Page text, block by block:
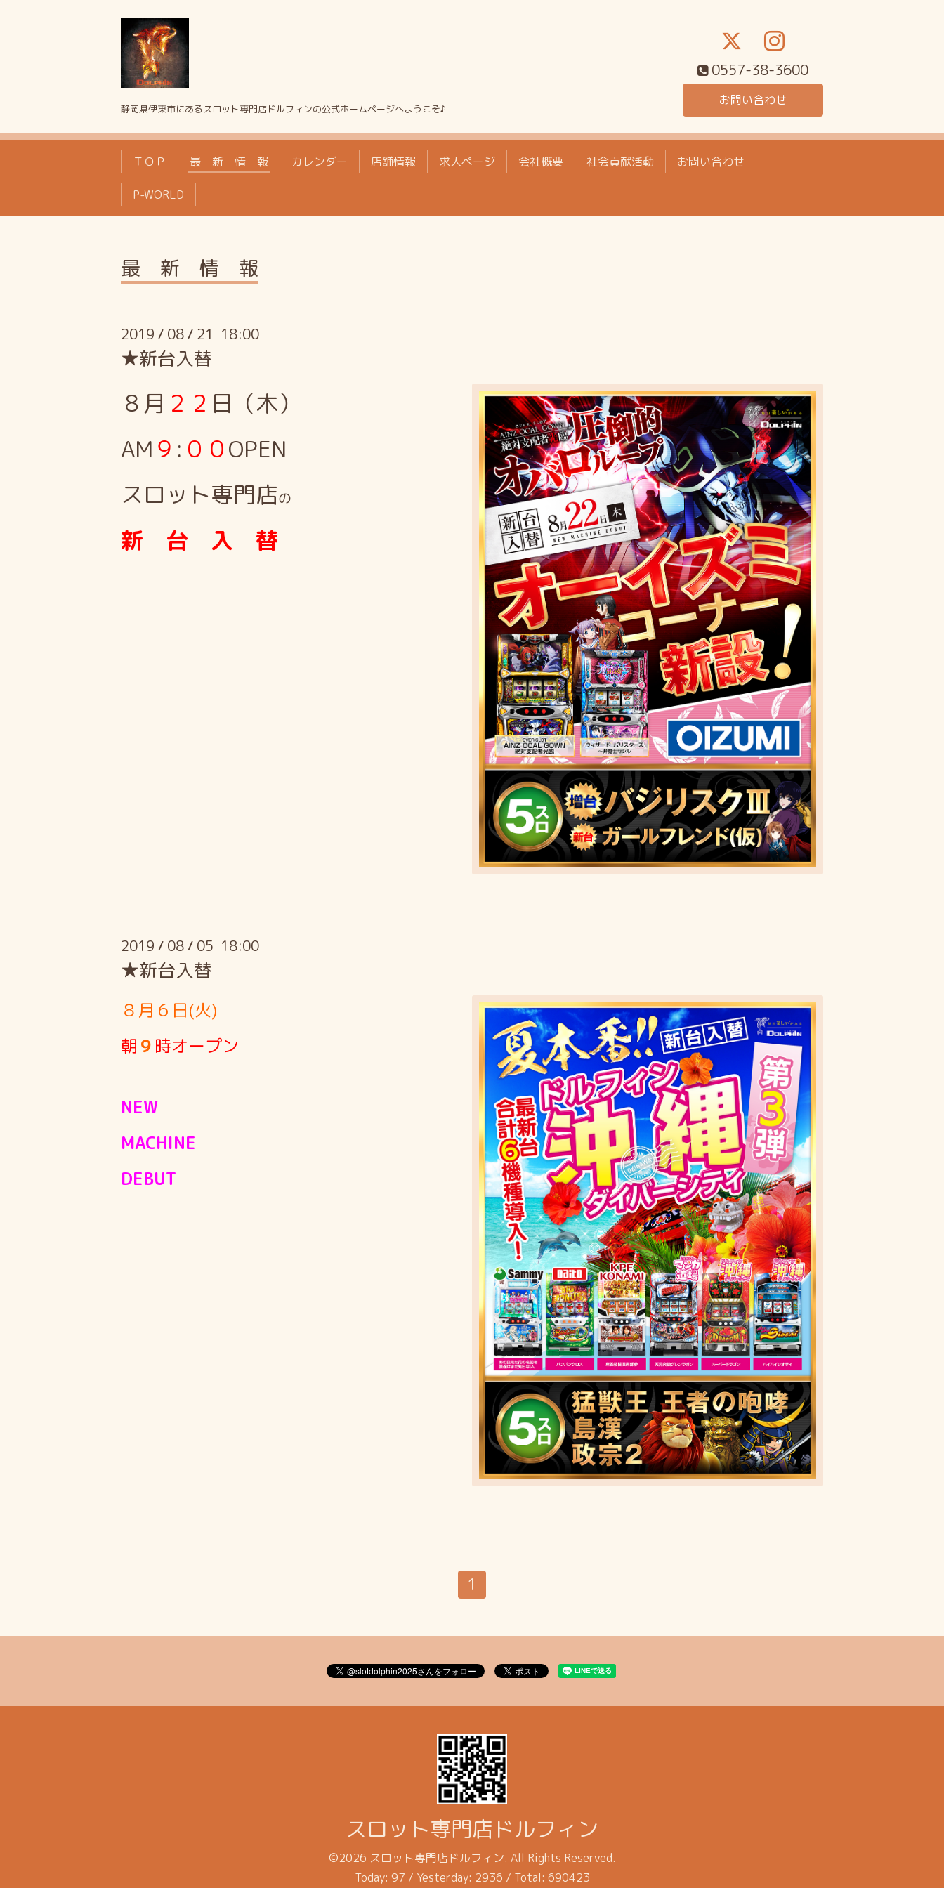
静岡県伊東市にあるスロット専門店ドルフィンの公式ホームページへようこそ♪
0557-38-3600
お問い合わせ
ＴＯＰ 最 新 情 報 カレンダー 店舗情報 求人ページ 会社概要 社会貢献活動 お問い合わせ
P-WORLD
最 新 情 報
2019 / 08 / 21 18:00
★新台入替
８月 ２２ 日（木）
AM ９ : ００OPEN
スロット専門店の
新 台 入 替
2019 / 08 / 05 18:00
★新台入替
８月６日(火)
朝 ９ 時オープン
NEW
MACHINE
DEBUT
1
スロット専門店ドルフィン
©2026 スロット専門店ドルフィン. All Rights Reserved.
Today: 97 / Yesterday: 2936 / Total: 690423